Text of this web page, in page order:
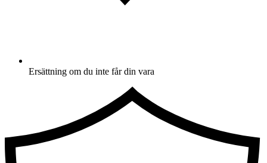
Ersättning om du inte får din vara